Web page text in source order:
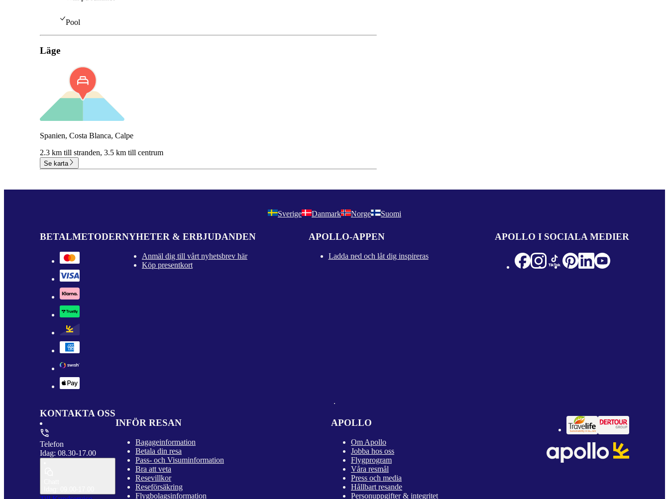
Pool
Läge
Spanien, Costa Blanca, Calpe
2.3 km till stranden, 3.5 km till centrum
Se karta
Sverige Danmark Norge Suomi
BETALMETODERNYHETER & ERBJUDANDEN
Anmäl dig till vårt nyhetsbrev här
Köp presentkort
APOLLO-APPEN
Ladda ned och låt dig inspireras
APOLLO I SOCIALA MEDIER
KONTAKTA OSS
Telefon
Idag: 08.30-17.00
INFÖR RESAN
Bagageinformation
Betala din resa
Pass- och Visuminformation
Bra att veta
Resevillkor
Reseförsäkring
Flygbolagsinformation
APOLLO
Om Apollo
Jobba hos oss
Flygprogram
Våra resmål
Press och media
Hållbart resande
Personuppgifter & integritet